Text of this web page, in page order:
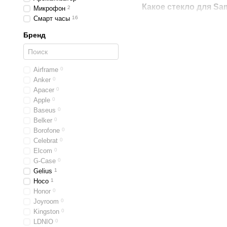
Какое стекло для
Микрофон 2
Смарт часы 16
Бренд
Airframe 0
Anker 0
Apacer 0
Apple 0
Baseus 0
Belker 0
Borofone 0
Celebrat 0
Elcom 0
G-Case 0
Gelius 1
Hoco 1
Honor 0
Joyroom 0
Kingston 0
LDNIO 0